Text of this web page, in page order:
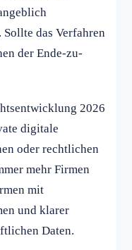
das Verfahren
der Ende-zu-
2026
digitale
oder rechtlichen
mehr Firmen
mit
und klarer
Daten.